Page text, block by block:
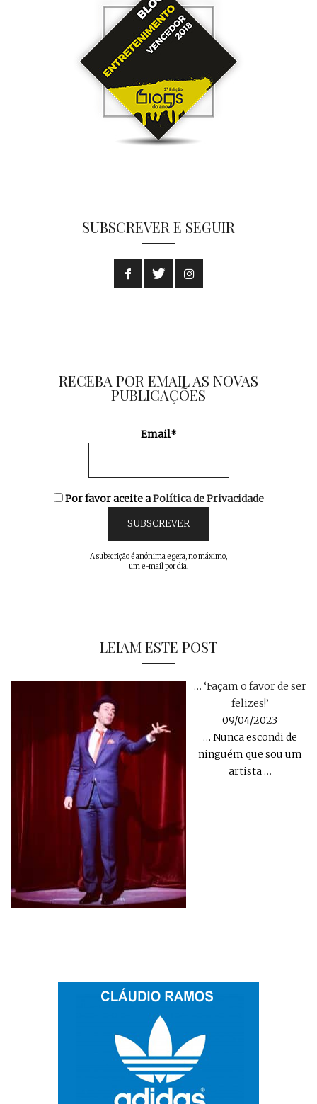
SUBSCREVER E SEGUIR
RECEBA POR EMAIL AS NOVAS
PUBLICAÇÕES
Email*
Por favor aceite aPolítica de Privacidade
A subscrição é anónima e gera, no máximo,
um e-mail por dia.
LEIAM ESTE POST
… ‘Façam o favor de ser
felizes!’
09/04/2023
… Nunca escondi de
ninguém que sou um
artista…